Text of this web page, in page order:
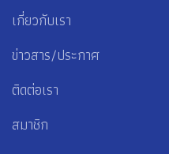
เกี่ยวกับเรา
ข่าวสาร/ประกาศ
ติดต่อเรา
สมาชิก